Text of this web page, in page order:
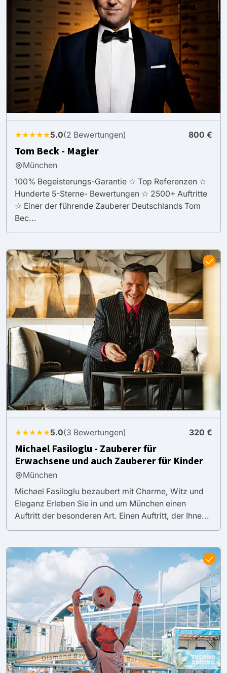
★★★★★5.0(2 Bewertungen) 800 €
Tom Beck - Magier
München
100% Begeisterungs-Garantie ☆ Top Referenzen ☆
Hunderte 5-Sterne- Bewertungen ☆ 2500+ Auftritte
☆ Einer der führende Zauberer Deutschlands Tom
Bec...
★★★★★5.0(3 Bewertungen) 320 €
Michael Fasiloglu - Zauberer für
Erwachsene und auch Zauberer für Kinder
München
Michael Fasiloglu bezaubert mit Charme, Witz und
Eleganz Erleben Sie in und um München einen
Auftritt der besonderen Art. Einen Auftritt, der Ihne...